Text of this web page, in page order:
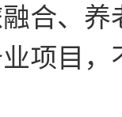
合、
项目